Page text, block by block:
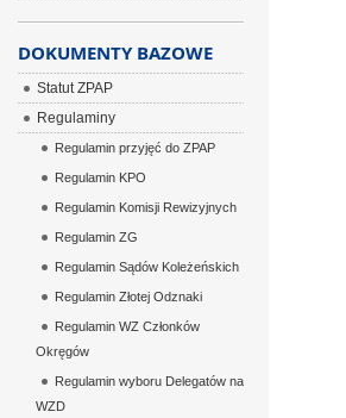
DOKUMENTY BAZOWE
Statut ZPAP
Regulaminy
Regulamin przyjęć do ZPAP
Regulamin KPO
Regulamin Komisji Rewizyjnych
Regulamin ZG
Regulamin Sądów Koleżeńskich
Regulamin Złotej Odznaki
Regulamin WZ Członków
Okręgów
Regulamin wyboru Delegatów na
WZD